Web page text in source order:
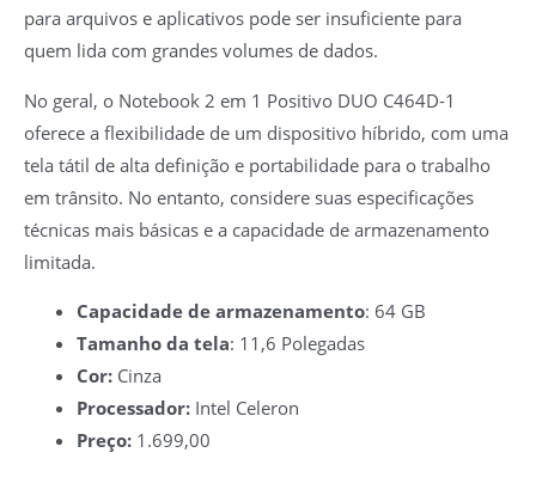
para arquivos e aplicativos pode ser insuficiente para
quem lida com grandes volumes de dados.
No geral, o Notebook 2 em 1 Positivo DUO C464D-1
oferece a flexibilidade de um dispositivo híbrido, com uma
tela tátil de alta definição e portabilidade para o trabalho
em trânsito. No entanto, considere suas especificações
técnicas mais básicas e a capacidade de armazenamento
limitada.
Capacidade de armazenamento: 64 GB
Tamanho da tela: 11,6 Polegadas
Cor: Cinza
Processador: ‎Intel Celeron
Preço: 1.699,00